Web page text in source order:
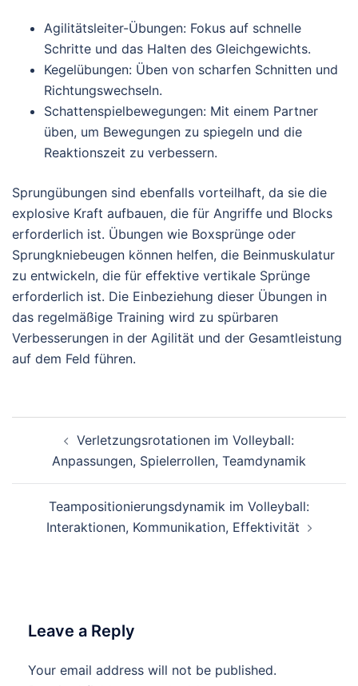
Agilitätsleiter-Übungen: Fokus auf schnelle
Schritte und das Halten des Gleichgewichts.
Kegelübungen: Üben von scharfen Schnitten und
Richtungswechseln.
Schattenspielbewegungen: Mit einem Partner
üben, um Bewegungen zu spiegeln und die
Reaktionszeit zu verbessern.
Sprungübungen sind ebenfalls vorteilhaft, da sie die
explosive Kraft aufbauen, die für Angriffe und Blocks
erforderlich ist. Übungen wie Boxsprünge oder
Sprungkniebeugen können helfen, die Beinmuskulatur
zu entwickeln, die für effektive vertikale Sprünge
erforderlich ist. Die Einbeziehung dieser Übungen in
das regelmäßige Training wird zu spürbaren
Verbesserungen in der Agilität und der Gesamtleistung
auf dem Feld führen.
navigationVerletzungsrotationen im Volleyball:
Anpassungen, Spielerrollen, Teamdynamik
Teampositionierungsdynamik im Volleyball:
Interaktionen, Kommunikation, Effektivität
Leave a Reply
Your email address will not be published.